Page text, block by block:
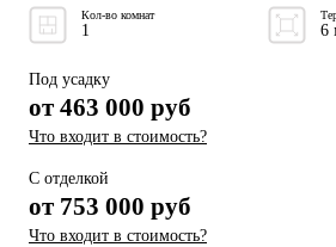
Кол-во комнат
1 6
Под усадку
от 463 000 руб
Что входит в стоимость?
С отделкой
от 753 000 руб
Что входит в стоимость?